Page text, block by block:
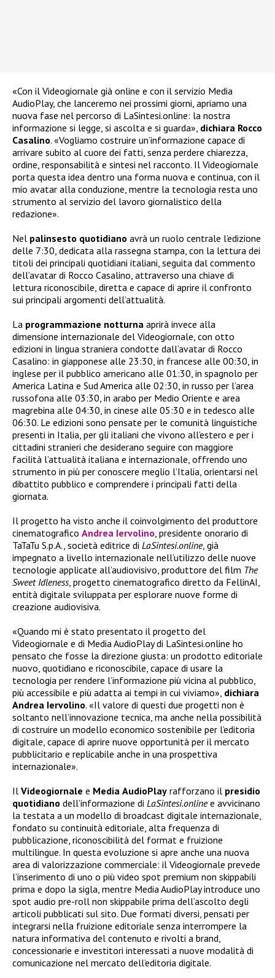
«Con il Videogiornale già online e con il servizio Media
AudioPlay, che lanceremo nei prossimi giorni, apriamo una
nuova fase nel percorso di LaSintesi.online: la nostra
informazione si legge, si ascolta e si guarda», dichiara Rocco
Casalino. «Vogliamo costruire un’informazione capace di
arrivare subito al cuore dei fatti, senza perdere chiarezza,
ordine, responsabilità e sintesi nel racconto. Il Videogiornale
porta questa idea dentro una forma nuova e continua, con il
mio avatar alla conduzione, mentre la tecnologia resta uno
strumento al servizio del lavoro giornalistico della
redazione».
Nel palinsesto quotidiano avrà un ruolo centrale l’edizione
delle 7:30, dedicata alla rassegna stampa, con la lettura dei
titoli dei principali quotidiani italiani, seguita dal commento
dell’avatar di Rocco Casalino, attraverso una chiave di
lettura riconoscibile, diretta e capace di aprire il confronto
sui principali argomenti dell’attualità.
La programmazione notturna aprirà invece alla
dimensione internazionale del Videogiornale, con otto
edizioni in lingua straniera condotte dall’avatar di Rocco
Casalino: in giapponese alle 23:30, in francese alle 00:30, in
inglese per il pubblico americano alle 01:30, in spagnolo per
America Latina e Sud America alle 02:30, in russo per l’area
russofona alle 03:30, in arabo per Medio Oriente e area
magrebina alle 04:30, in cinese alle 05:30 e in tedesco alle
06:30. Le edizioni sono pensate per le comunità linguistiche
presenti in Italia, per gli italiani che vivono all’estero e per i
cittadini stranieri che desiderano seguire con maggiore
facilità l’attualità italiana e internazionale, offrendo uno
strumento in più per conoscere meglio l’Italia, orientarsi nel
dibattito pubblico e comprendere i principali fatti della
giornata.
Il progetto ha visto anche il coinvolgimento del produttore
cinematografico Andrea Iervolino, presidente onorario di
TaTaTu S.p.A., società editrice di LaSintesi.online, già
impegnato a livello internazionale nell’utilizzo delle nuove
tecnologie applicate all’audiovisivo, produttore del film The
Sweet Idleness, progetto cinematografico diretto da FellinAI,
entità digitale sviluppata per esplorare nuove forme di
creazione audiovisiva.
«Quando mi è stato presentato il progetto del
Videogiornale e di Media AudioPlay di LaSintesi.online ho
pensato che fosse la direzione giusta: un prodotto editoriale
nuovo, quotidiano e riconoscibile, capace di usare la
tecnologia per rendere l’informazione più vicina al pubblico,
più accessibile e più adatta ai tempi in cui viviamo», dichiara
Andrea Iervolino. «Il valore di questi due progetti non è
soltanto nell’innovazione tecnica, ma anche nella possibilità
di costruire un modello economico sostenibile per l’editoria
digitale, capace di aprire nuove opportunità per il mercato
pubblicitario e replicabile anche in una prospettiva
internazionale».
Il Videogiornale e Media AudioPlay rafforzano il presidio
quotidiano dell’informazione di LaSintesi.onlinee avvicinano
la testata a un modello di broadcast digitale internazionale,
fondato su continuità editoriale, alta frequenza di
pubblicazione, riconoscibilità del format e fruizione
multilingue. In questa evoluzione si apre anche una nuova
area di valorizzazione commerciale: il Videogiornale prevede
l’inserimento di uno o più video spot premium non skippabili
prima e dopo la sigla, mentre Media AudioPlay introduce uno
spot audio pre-roll non skippabile prima dell’ascolto degli
articoli pubblicati sul sito. Due formati diversi, pensati per
integrarsi nella fruizione editoriale senza interrompere la
natura informativa del contenuto e rivolti a brand,
concessionarie e investitori interessati a nuove modalità di
comunicazione nel mercato dell’editoria digitale.